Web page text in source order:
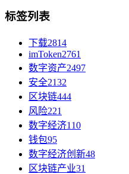
标签列表
下载2814
imToken2761
数字资产2497
安全2132
区块链444
风险221
数字经济110
钱包95
数字经济创新48
区块链产业31